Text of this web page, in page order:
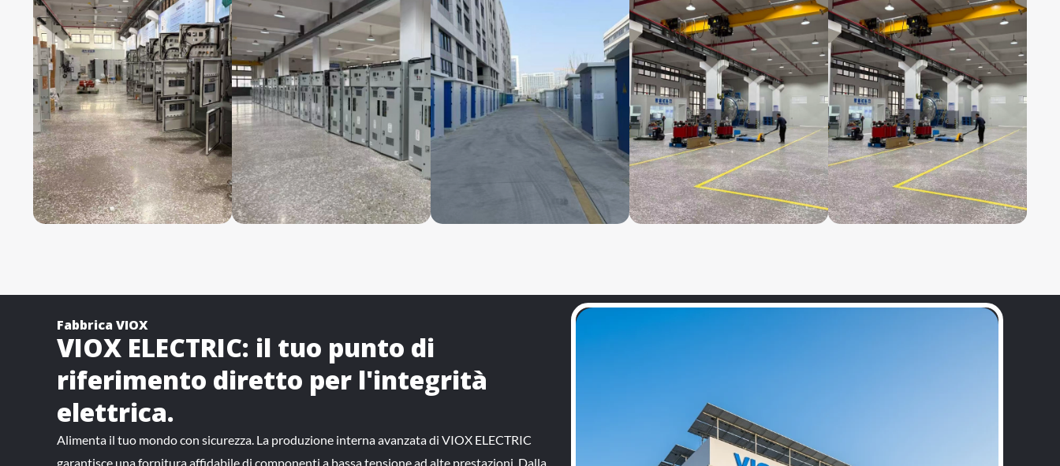
Fabbrica VIOX
VIOX ELECTRIC: il tuo punto di
riferimento diretto per l'integrità
elettrica.
Alimenta il tuo mondo con sicurezza. La produzione interna avanzata di VIOX ELECTRIC
garantisce una fornitura affidabile di componenti a bassa tensione ad alte prestazioni. Dalla